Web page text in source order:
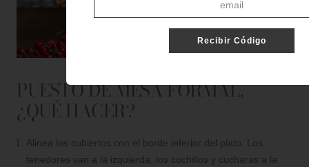
PUESTO DE MESA FORMAL,
¿QUÉ HACER?
Alinea los cubiertos con el borde inferior del plato. Los
tenedores van a la izquierda, los cuchillos y cucharas a la
Recibir Código